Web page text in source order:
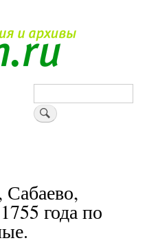
Поиск
года по